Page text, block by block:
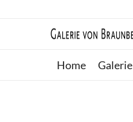
Home Galerie